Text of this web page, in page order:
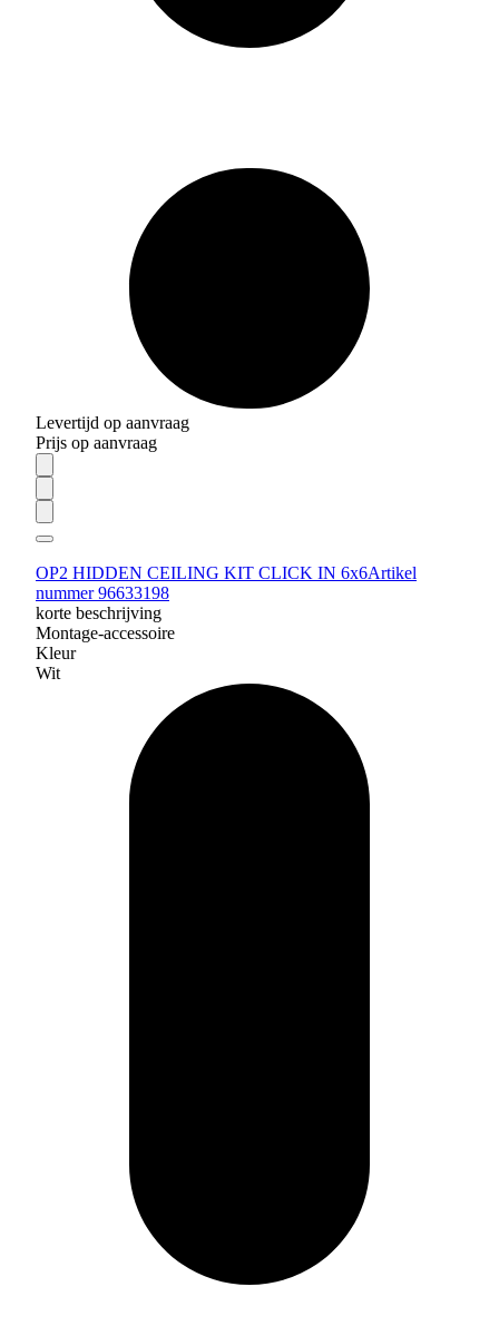
Levertijd op aanvraag
Prijs op aanvraag
OP2 HIDDEN CEILING KIT CLICK IN 6x6Artikel
nummer 96633198
korte beschrijving
Montage-accessoire
Kleur
Wit